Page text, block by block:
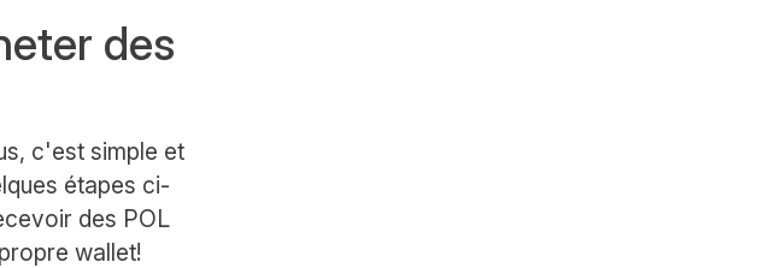
des
c'est simple et
étapes ci-
des POL
wallet!